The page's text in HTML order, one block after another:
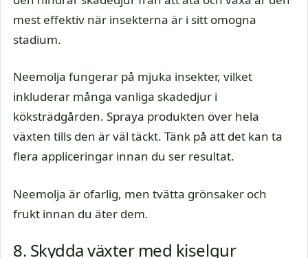
mest effektiv när insekterna är i sitt omogna
stadium.
Neemolja fungerar på mjuka insekter, vilket
inkluderar många vanliga skadedjur i
köksträdgården. Spraya produkten över hela
växten tills den är väl täckt. Tänk på att det kan ta
flera appliceringar innan du ser resultat.
Neemolja är ofarlig, men tvätta grönsaker och
frukt innan du äter dem.
8. Skydda växter med kiselgur